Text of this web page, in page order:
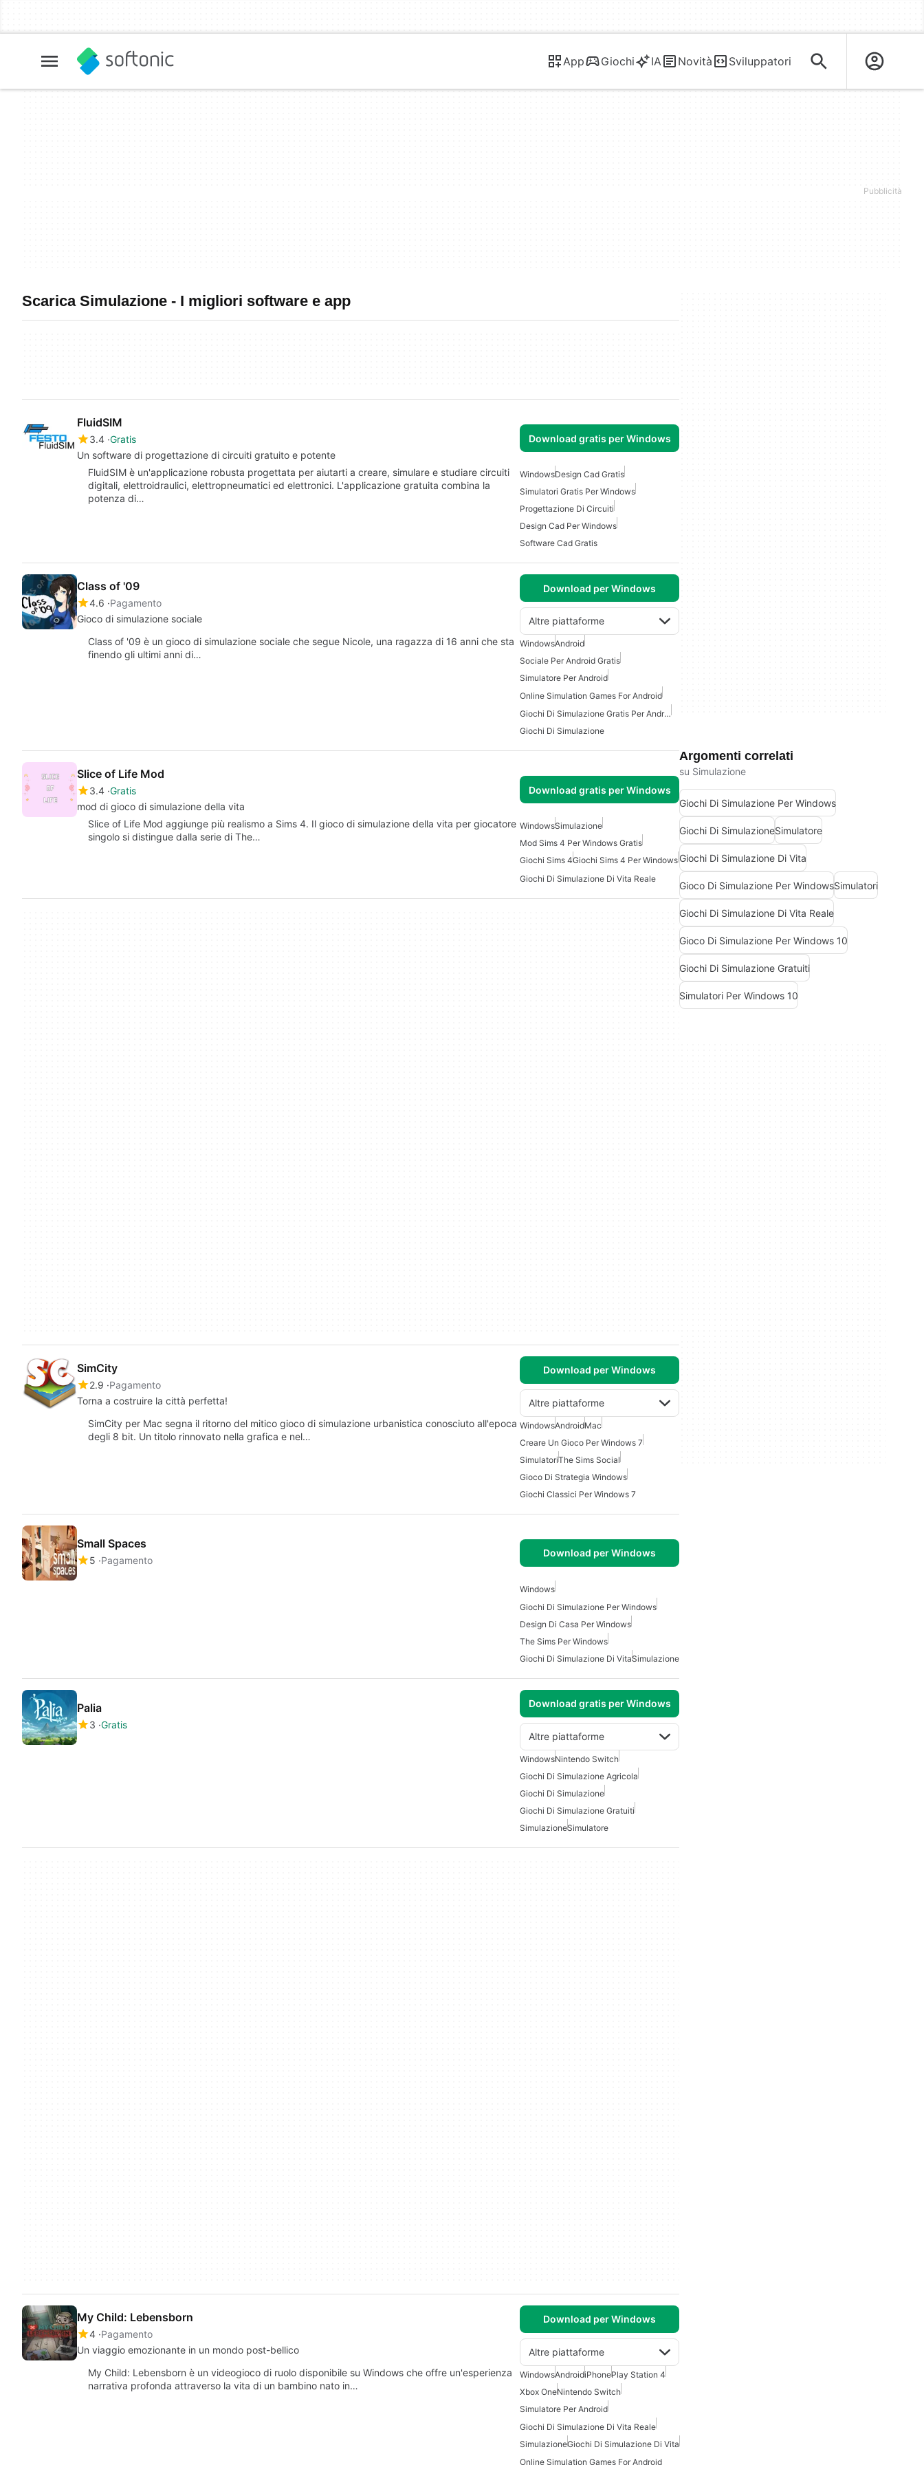
App Giochi IA Novità Sviluppatori
Scarica Simulazione - I migliori software e app
FluidSIM
3.4 Gratis
Un software di progettazione di circuiti gratuito e potente
Download gratis per Windows
FluidSIM è un'applicazione robusta progettata per aiutarti a creare, simulare e studiare circuiti
digitali, elettroidraulici, elettropneumatici ed elettronici. L'applicazione gratuita combina la
potenza di…
WindowsDesign Cad Gratis
Simulatori Gratis Per Windows
Progettazione Di Circuiti
Design Cad Per Windows
Software Cad Gratis
Class of '09
4.6 Pagamento
Gioco di simulazione sociale
Download per Windows
Altre piattaforme
Class of '09 è un gioco di simulazione sociale che segue Nicole, una ragazza di 16 anni che sta
finendo gli ultimi anni di…
WindowsAndroid
Sociale Per Android Gratis
Simulatore Per Android
Online Simulation Games For Android
Giochi Di Simulazione Gratis Per Android
Giochi Di Simulazione
Slice of Life Mod
3.4 Gratis
mod di gioco di simulazione della vita
Download gratis per Windows
Slice of Life Mod aggiunge più realismo a Sims 4. Il gioco di simulazione della vita per giocatore
singolo si distingue dalla serie di The…
WindowsSimulazione
Mod Sims 4 Per Windows Gratis
Giochi Sims 4Giochi Sims 4 Per Windows
Giochi Di Simulazione Di Vita Reale
SimCity
2.9 Pagamento
Torna a costruire la città perfetta!
Download per Windows
Altre piattaforme
SimCity per Mac segna il ritorno del mitico gioco di simulazione urbanistica conosciuto all'epoca
degli 8 bit. Un titolo rinnovato nella grafica e nel…
WindowsAndroidMac
Creare Un Gioco Per Windows 7
SimulatoriThe Sims Social
Gioco Di Strategia Windows
Giochi Classici Per Windows 7
Small Spaces
5 Pagamento
Download per Windows
Windows
Giochi Di Simulazione Per Windows
Design Di Casa Per Windows
The Sims Per Windows
Giochi Di Simulazione Di VitaSimulazione
Palia
3 Gratis
Download gratis per Windows
Altre piattaforme
WindowsNintendo Switch
Giochi Di Simulazione Agricola
Giochi Di Simulazione
Giochi Di Simulazione Gratuiti
SimulazioneSimulatore
My Child: Lebensborn
4 Pagamento
Un viaggio emozionante in un mondo post-bellico
Download per Windows
Altre piattaforme
My Child: Lebensborn è un videogioco di ruolo disponibile su Windows che offre un'esperienza
narrativa profonda attraverso la vita di un bambino nato in…
WindowsAndroidiPhonePlay Station 4
Xbox OneNintendo Switch
Simulatore Per Android
Giochi Di Simulazione Di Vita Reale
SimulazioneGiochi Di Simulazione Di Vita
Online Simulation Games For Android
Argomenti correlati
su Simulazione
Giochi Di Simulazione Per Windows
Giochi Di SimulazioneSimulatore
Giochi Di Simulazione Di Vita
Gioco Di Simulazione Per WindowsSimulatori
Giochi Di Simulazione Di Vita Reale
Gioco Di Simulazione Per Windows 10
Giochi Di Simulazione Gratuiti
Simulatori Per Windows 10